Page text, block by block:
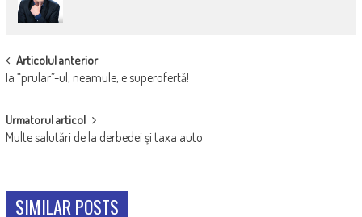
POST
NAVIGATION
Articolul anterior
Ia “prular”-ul, neamule, e superofertă!
Urmatorul articol
Multe salutări de la derbedei şi taxa auto
SIMILAR POSTS